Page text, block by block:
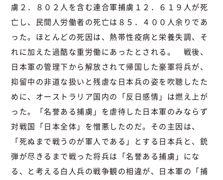
虜２．８０２人を含む連合軍捕虜１２．６１９人が死
亡し、民間人労働者の死亡は８５．４００人余りであ
った。ほとんどの死因は、熱帯性疫病と栄養失調、そ
れに加えた過酷な重労働にあったとされる。 戦後、
日本軍の管理下から解放されて帰国した豪軍将兵が、
抑留中の非道な扱いと残虐な日本兵の姿を吹聴したた
めに、オーストラリア国内の「反日感情」は燃え上が
った。「名誉ある捕虜」を虐待した日本軍のみならず
対戦国「日本全体」を憎悪したのだ。その主因は、
「死ぬまで戦うのが軍人である」とする日本兵と、銃
弾が尽きるまで戦った将兵は「名誉ある捕虜」にな
る、と考える白人兵の戦争観の相違が、日本軍の「捕